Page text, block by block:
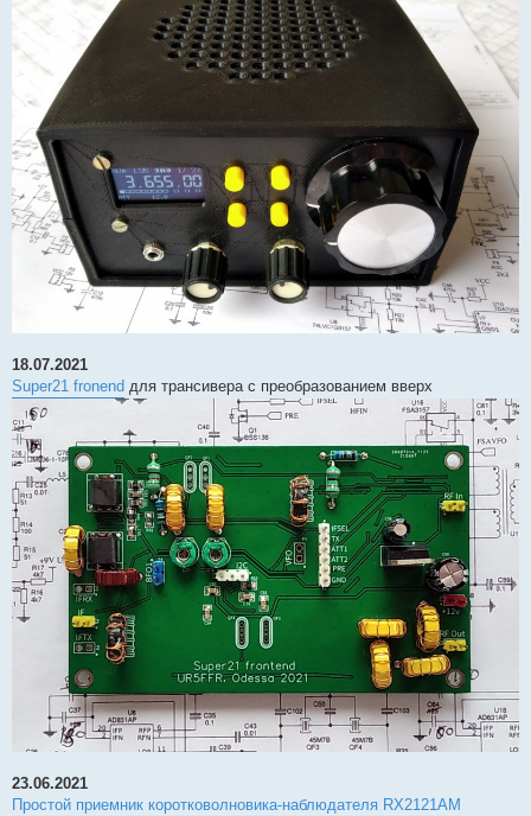
18.07.2021
Super21 fronend для трансивера с преобразованием вверх
23.06.2021
Простой приемник коротковолновика-наблюдателя RX2121AM